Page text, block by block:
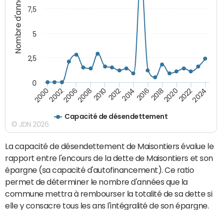
Nombre d'années
Capacité de désendettement
20002002200620082010 2012201420162018202020222024
0
2,5
5
7,5
© JDN 2026
La capacité de désendettement de Maisontiers évalue le
rapport entre l'encours de la dette de Maisontiers et son
épargne (sa capacité d'autofinancement). Ce ratio
permet de déterminer le nombre d'années que la
commune mettra à rembourser la totalité de sa dette si
elle y consacre tous les ans l'intégralité de son épargne.